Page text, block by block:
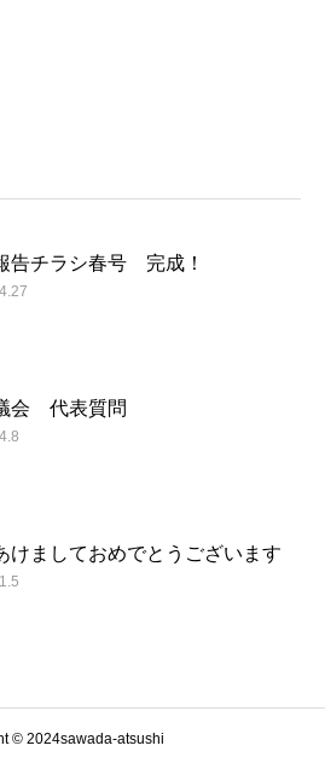
告チラシ春号 完成！
会 代表質問
けましておめでとうございます
© 2024sawada-atsushi